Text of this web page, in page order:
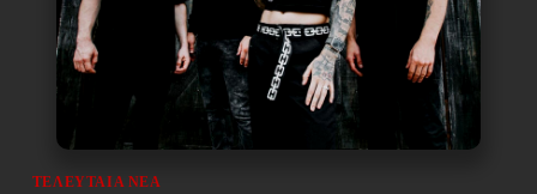
ΤΕΛΕΥΤΑΊΑ ΝΈΑ